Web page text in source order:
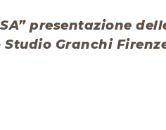
presentazione
Granchi